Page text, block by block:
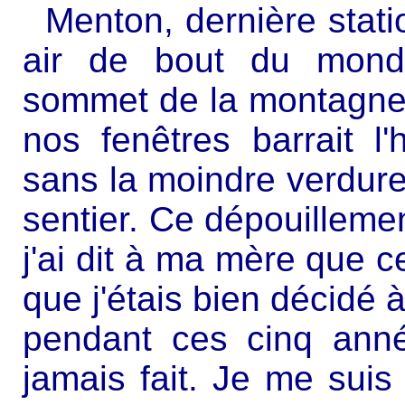
Menton, dernière
air de bout du
sommet de la
nos fenêtres barrait
sans la moindre
sentier. Ce
j'ai dit à ma mère que
que j'étais bien décidé
pendant ces cinq
jamais fait. Je me